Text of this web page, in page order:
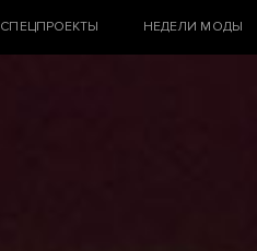
СПЕЦПРОЕКТЫ НЕДЕЛИ МОДЫ